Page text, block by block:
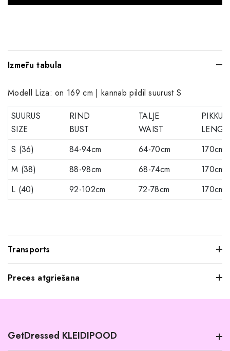
Izmēru tabula
Modell Liza: on 169 cm | kannab pildil suurust S
SUURUS
SIZE
RIND
BUST
TALJE
WAIST
PIKKUS
S (36)
84-94cm 64-70cm
170cm
M (38)
88-98cm 68-74cm
170cm
L (40)
92-102cm 72-78cm 170cm
Transports
Preces atgriešana
atgriezt mums visus produktus, kurus nevēlaties paturēt.
GetDressed KLEIDIPOOD